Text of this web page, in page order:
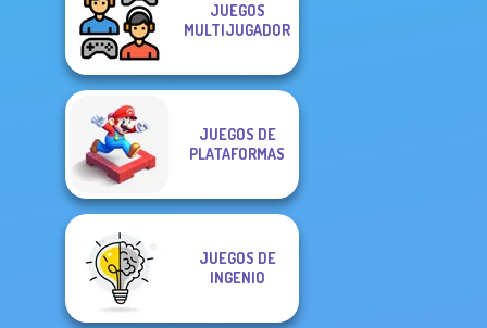
JUEGOS
MULTIJUGADOR
JUEGOS DE
PLATAFORMAS
JUEGOS DE
INGENIO